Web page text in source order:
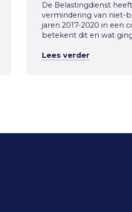
De Belastingdienst
vermindering van niet-
jaren 2017-2020 in een
betekent dit en wat
Lees verder